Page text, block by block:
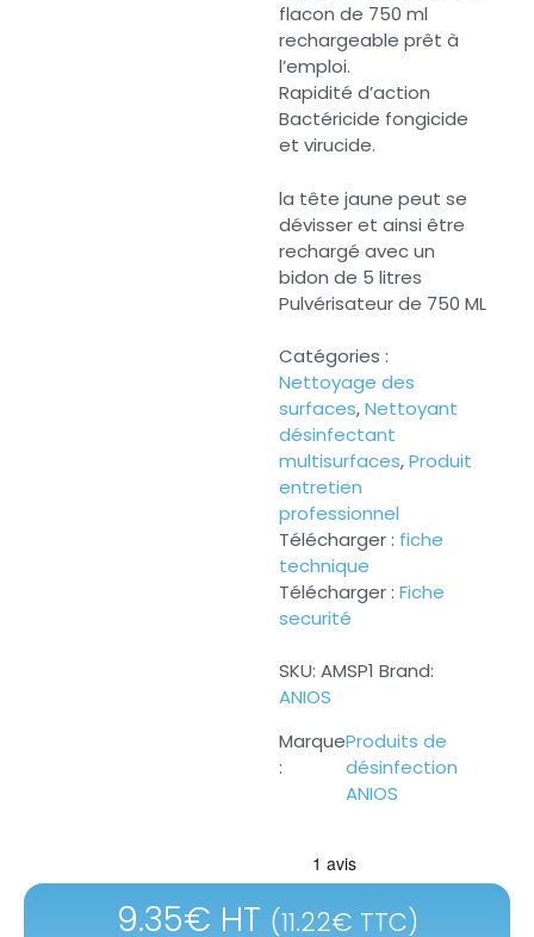
flacon de 750 ml
rechargeable prêt à
l’emploi.
Rapidité d’action
Bactéricide fongicide
et virucide.
la tête jaune peut se
dévisser et ainsi être
rechargé avec un
bidon de 5 litres
Pulvérisateur de 750 ML
Catégories :
Nettoyage des
surfaces,Nettoyant
désinfectant
multisurfaces,Produit
entretien
professionnel
Télécharger : fiche
technique
Télécharger : Fiche
securité
SKU: AMSP1 Brand:
ANIOS
Produits de
désinfection
ANIOS
9.35€ HT (11.22€ TTC)